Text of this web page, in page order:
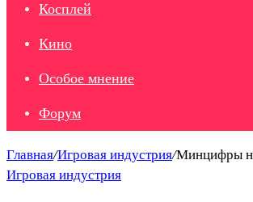
Косплей
Кино
Особое мнение
Форум
Главная/Игровая индустрия/Минцифры
Игровая индустрия